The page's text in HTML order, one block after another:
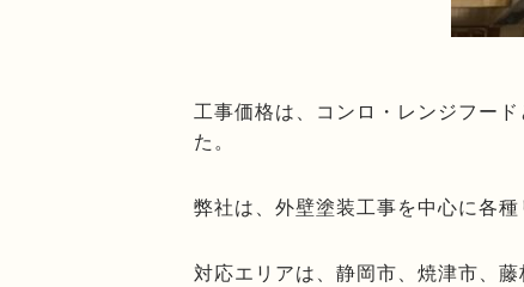
工事価格は、コンロ・レンジフー
た。
弊社は、外壁塗装工事を中心に各
対応エリアは、静岡市、焼津市、